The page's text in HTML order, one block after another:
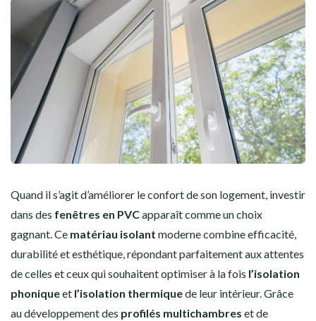
Quand il s’agit d’améliorer le confort de son logement, investir
dans des fenêtres en PVCapparaît comme un choix
gagnant. Ce matériau isolant moderne combine efficacité,
durabilité et esthétique, répondant parfaitement aux attentes
de celles et ceux qui souhaitent optimiser à la fois l’isolation
phoniqueet l’isolation thermiquede leur intérieur. Grâce
au développement des profilés multichambres et de